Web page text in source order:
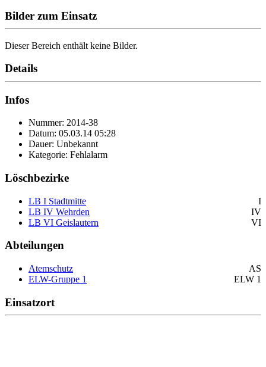
Bilder zum Einsatz
Dieser Bereich enthält keine Bilder.
Details
Infos
Nummer: 2014-38
Datum: 05.03.14 05:28
Dauer: Unbekannt
Kategorie: Fehlalarm
Löschbezirke
LB I Stadtmitte
I
LB IV Wehrden
IV
LB VI Geislautern
VI
Abteilungen
Atemschutz
AS
ELW-Gruppe 1
ELW 1
Einsatzort